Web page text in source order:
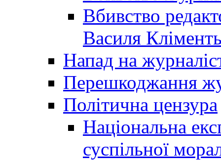
Вбивство
Василя
Напад на
Перешкоджання
Політична цензура
Національна
суспільної